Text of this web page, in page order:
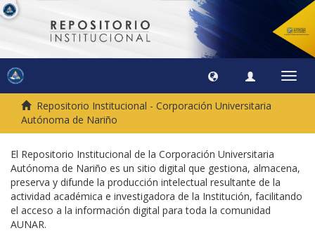
Repositorio Institucional - Corporación Universitaria
Autónoma de Nariño
El Repositorio Institucional de la Corporación Universitaria
Autónoma de Nariño es un sitio digital que gestiona, almacena,
preserva y difunde la producción intelectual resultante de la
actividad académica e investigadora de la Institución, facilitando
el acceso a la información digital para toda la comunidad
AUNAR.